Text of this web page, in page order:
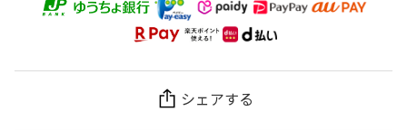
シェアする